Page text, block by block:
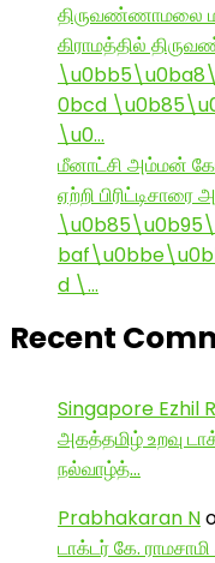
திருவண்ணாமலை
கிராமத்தில்
0bcd
\u0…
மீனாட்சி அம்மன்
ஏற்றி
d \…
Recent
Singapore Ezhil
அகத்தமிழ் உறவு
நல்வாழ்த்…
Prabhakaran N
டாக்டர் கே.